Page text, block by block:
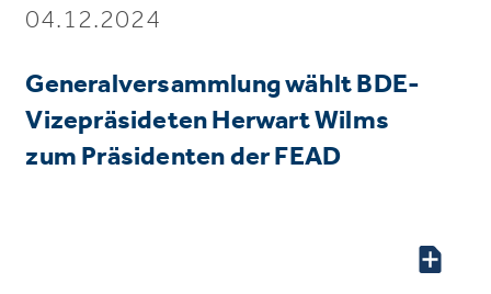
04.12.2024
Generalversammlung wählt BDE-
Vizepräsideten Herwart Wilms
zum Präsidenten der FEAD